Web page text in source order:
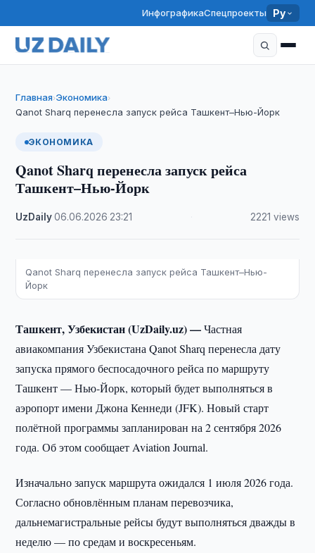
ИнфографикаСпецпроекты Ру
Главная›Экономика›
Qanot Sharq перенесла запуск рейса Ташкент–Нью-Йорк
ЭКОНОМИКА
Qanot Sharq перенесла запуск рейса
Ташкент–Нью-Йорк
UzDaily·06.06.2026 23:21 2221 views
Qanot Sharq перенесла запуск рейса Ташкент–Нью-
Йорк
Ташкент, Узбекистан (UzDaily.uz) —Частная
авиакомпания Узбекистана Qanot Sharq перенесла дату
запуска прямого беспосадочного рейса по маршруту
Ташкент — Нью-Йорк, который будет выполняться в
аэропорт имени Джона Кеннеди (JFK). Новый старт
полётной программы запланирован на 2 сентября 2026
года. Об этом сообщает Aviation Journal.
Изначально запуск маршрута ожидался 1 июля 2026 года.
Согласно обновлённым планам перевозчика,
дальнемагистральные рейсы будут выполняться дважды в
неделю — по средам и воскресеньям.